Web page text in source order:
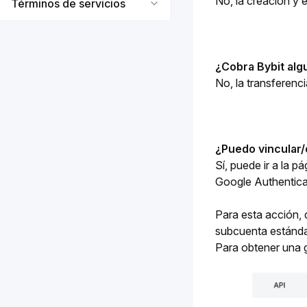
Términos de servicios
¿Cobra Bybit
No, la
¿Puedo
Sí, puede ir a la
Google
Para esta acción,
subcuenta
Para obtener una